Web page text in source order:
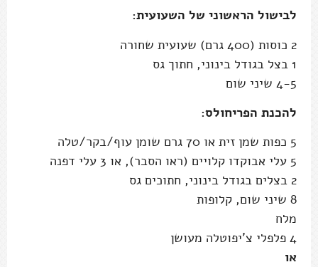
לבישול הראשוני של השעועית:
2 כוסות (400 גרם) שעועית שחורה
1 בצל בגודל בינוני, חתוך גס
4-5 שיני שום
להכנת הפריחולס:
5 כפות שמן זית או 70 גרם שומן עוף/בקר/טלה
5 עלי אבוקדו קלויים (ראו הסבר), או 3 עלי דפנה
2 בצלים בגודל בינוני, חתוכים גס
8 שיני שום, קלופות
מלח
4 פלפלי צ'יפוטלה מעושן
או